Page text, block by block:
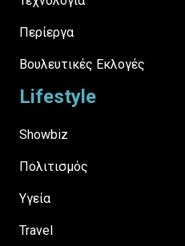
Περίεργα
Βουλευτικές Εκλογές
Lifestyle
Showbiz
Πολιτισμός
Υγεία
Travel